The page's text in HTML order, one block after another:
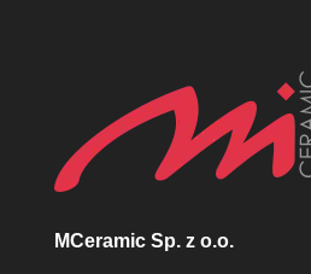
MCeramic Sp. z o.o.